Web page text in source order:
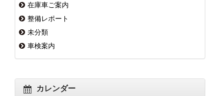
在庫車ご案内
整備レポート
未分類
車検案内
カレンダー